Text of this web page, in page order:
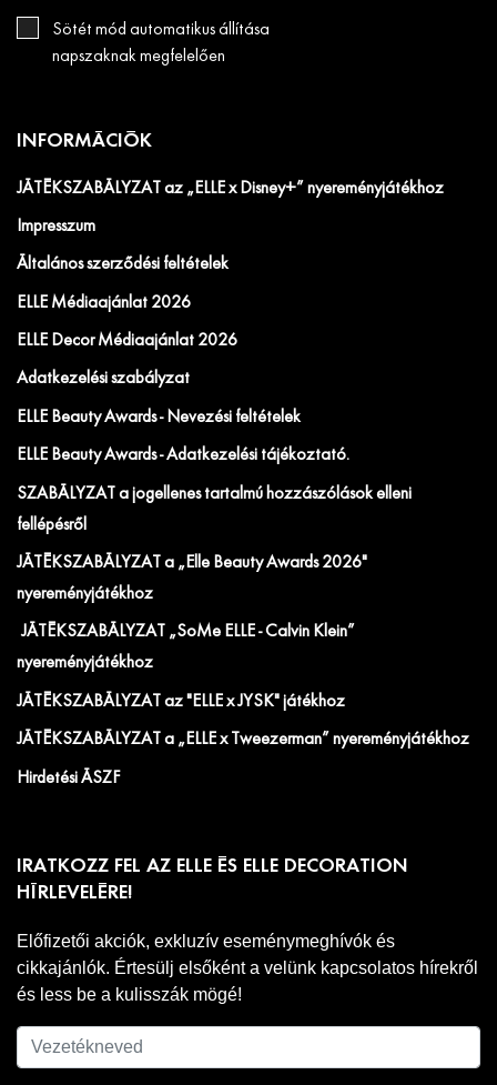
Sötét mód automatikus állítása
napszaknak megfelelően
INFORMÁCIÓK
JÁTÉKSZABÁLYZAT az „ELLE x Disney+” nyereményjátékhoz
Impresszum
Általános szerződési feltételek
ELLE Médiaajánlat 2026
ELLE Decor Médiaajánlat 2026
Adatkezelési szabályzat
ELLE Beauty Awards - Nevezési feltételek
ELLE Beauty Awards - Adatkezelési tájékoztató.
SZABÁLYZAT a jogellenes tartalmú hozzászólások elleni
fellépésről
JÁTÉKSZABÁLYZAT a „Elle Beauty Awards 2026"
nyereményjátékhoz
JÁTÉKSZABÁLYZAT „SoMe ELLE - Calvin Klein”
nyereményjátékhoz
JÁTÉKSZABÁLYZAT az "ELLE x JYSK" játékhoz
JÁTÉKSZABÁLYZAT a „ELLE x Tweezerman” nyereményjátékhoz
Hirdetési ÁSZF
IRATKOZZ FEL AZ ELLE ÉS ELLE DECORATION
HÍRLEVELÉRE!
Előfizetői akciók, exkluzív eseménymeghívók és
cikkajánlók. Értesülj elsőként a velünk kapcsolatos hírekről
és less be a kulisszák mögé!